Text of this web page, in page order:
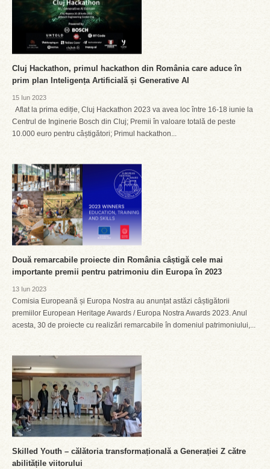
Cluj Hackathon, primul hackathon din România care aduce în
prim plan Inteligența Artificială și Generative AI
15 Iun 2023
Aflat la prima ediție, Cluj Hackathon 2023 va avea loc între 16-18 iunie la
Centrul de Inginerie Bosch din Cluj; Premii în valoare totală de peste
10.000 euro pentru câștigători; Primul hackathon...
Două remarcabile proiecte din România câștigă cele mai
importante premii pentru patrimoniu din Europa în 2023
13 Iun 2023
Comisia Europeană și Europa Nostra au anunțat astăzi câștigătorii
premiilor European Heritage Awards / Europa Nostra Awards 2023. Anul
acesta, 30 de proiecte cu realizări remarcabile în domeniul patrimoniului,...
Skilled Youth – călătoria transformațională a Generației Z către
abilitățile viitorului